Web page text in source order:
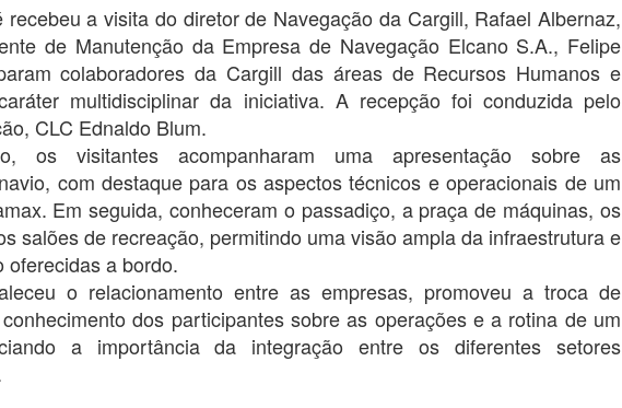
a visita do diretor de Navegação da Cargill, Rafael Albernaz,
de Manutenção da Empresa de Navegação Elcano S.A., Felipe
colaboradores da Cargill das áreas de Recursos Humanos e
multidisciplinar da iniciativa. A recepção foi conduzida pelo
CLC Ednaldo Blum.
os visitantes acompanharam uma apresentação sobre as
com destaque para os aspectos técnicos e operacionais de um
Em seguida, conheceram o passadiço, a praça de máquinas, os
salões de recreação, permitindo uma visão ampla da infraestrutura e
oferecidas a bordo.
o relacionamento entre as empresas, promoveu a troca de
dos participantes sobre as operações e a rotina de um
a importância da integração entre os diferentes setores